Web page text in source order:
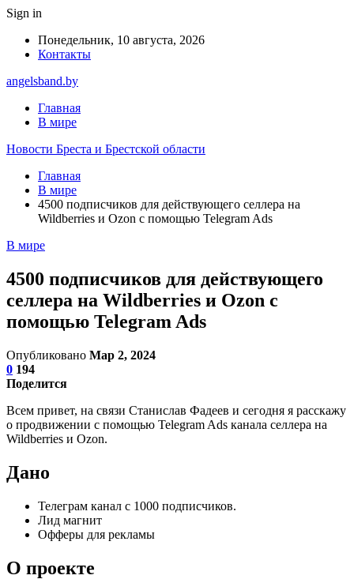
Sign in
Понедельник, 10 августа, 2026
Контакты
angelsband.by
Главная
В мире
Новости Бреста и Брестской области
Главная
В мире
4500 подписчиков для действующего селлера на
Wildberries и Ozon с помощью Telegram Ads
В мире
4500 подписчиков для действующего
селлера на Wildberries и Ozon с
помощью Telegram Ads
Опубликовано Мар 2, 2024
0 194
Поделится
Всем привет, на связи Станислав Фадеев и сегодня я расскажу
о продвижении с помощью Telegram Ads канала селлера на
Wildberries и Ozon.
Дано
Телеграм канал с 1000 подписчиков.
Лид магнит
Офферы для рекламы
О проекте